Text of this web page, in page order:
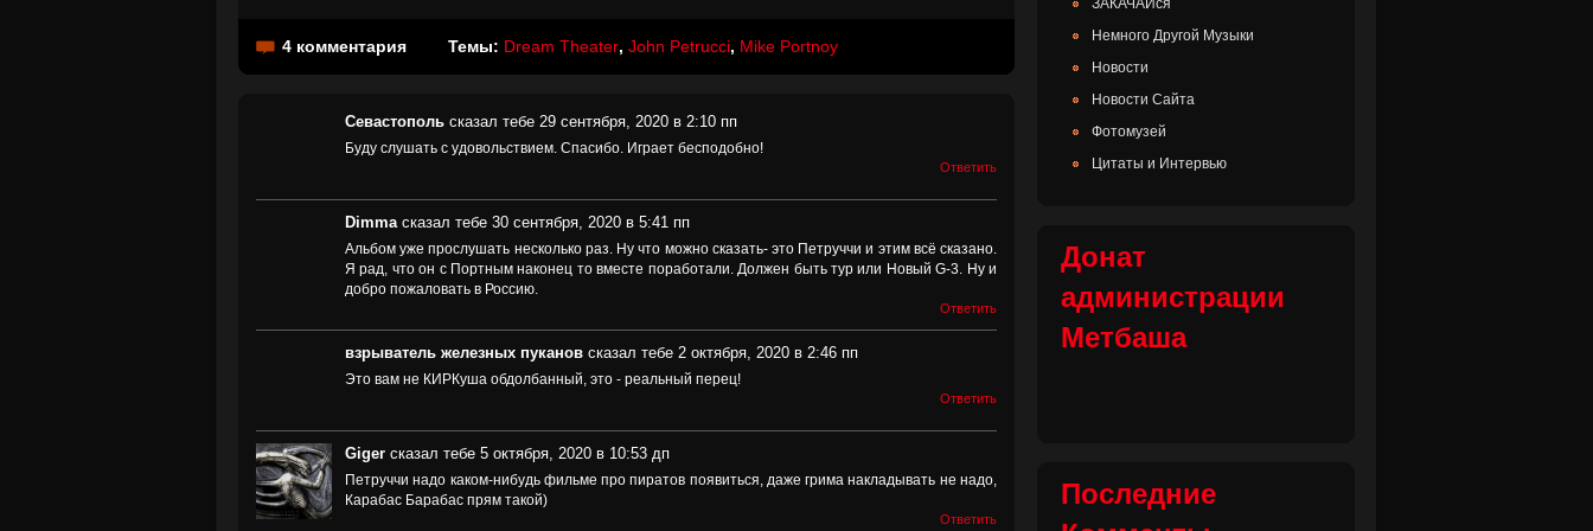
4 комментария Темы: Dream Theater, John Petrucci, Mike Portnoy
Севастополь сказал тебе 29 сентября, 2020 в 2:10 пп
Буду слушать с удовольствием. Спасибо. Играет бесподобно!
Ответить
Dimma сказал тебе 30 сентября, 2020 в 5:41 пп
Альбом уже прослушать несколько раз. Ну что можно сказать- это Петруччи и этим всё сказано.
Я рад, что он с Портным наконец то вместе поработали. Должен быть тур или Новый G-3. Ну и
добро пожаловать в Россию.
Ответить
взрыватель железных пуканов сказал тебе 2 октября, 2020 в 2:46 пп
Это вам не КИРКуша обдолбанный, это - реальный перец!
Ответить
Giger сказал тебе 5 октября, 2020 в 10:53 дп
Петруччи надо каком-нибудь фильме про пиратов появиться, даже грима накладывать не надо,
Карабас Барабас прям такой)
Ответить
ЗАКАЧАЙся
Немного Другой Музыки
Новости
Новости Сайта
Фотомузей
Цитаты и Интервью
Донат
администрации
Метбаша
Последние